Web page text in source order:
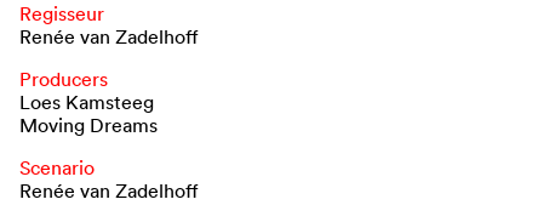
Regisseur
Renée van Zadelhoff
Producers
Loes Kamsteeg
Moving Dreams
Scenario
Renée van Zadelhoff